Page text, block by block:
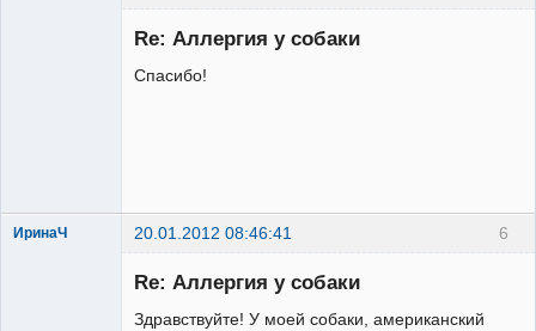
Зарегистрированный
Re: Аллергия у собаки
Спасибо!
6
ИринаЧ 20.01.2012 08:46:41
Зарегистрированный
Re: Аллергия у собаки
Здравствуйте! У моей собаки, американский